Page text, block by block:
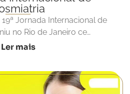
Jornada Internacional de
no Rio de Janeiro ce…
Ler mais